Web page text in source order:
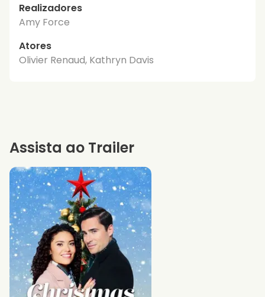
Realizadores
Amy Force
Atores
Olivier Renaud, Kathryn Davis
Assista ao Trailer